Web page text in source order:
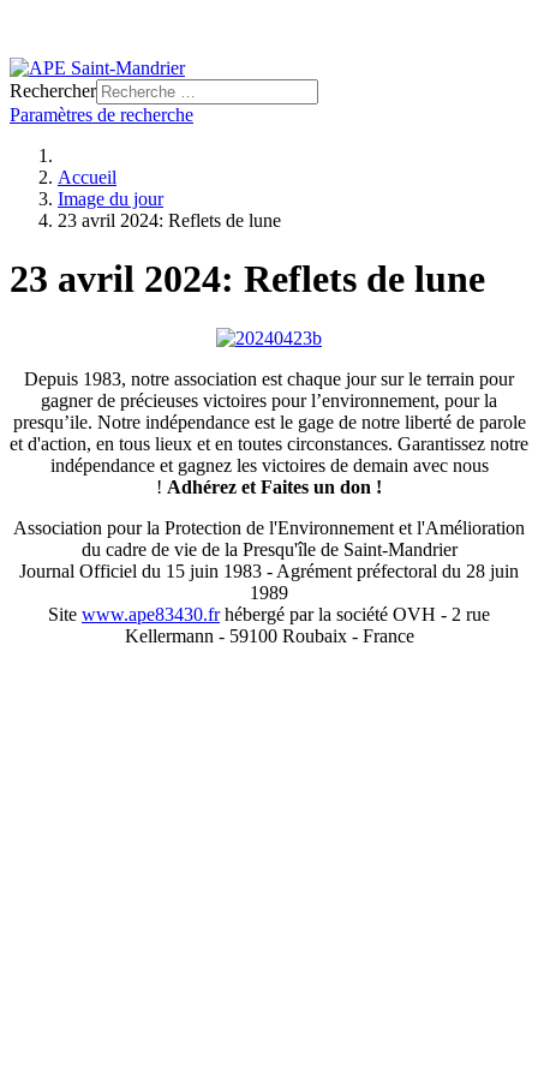
Rechercher
Paramètres de recherche
Accueil
Image du jour
23 avril 2024: Reflets de lune
23 avril 2024: Reflets de lune
Depuis 1983, notre association est chaque jour sur le terrain pour
gagner de précieuses victoires pour l’environnement, pour la
presqu’ile. Notre indépendance est le gage de notre liberté de parole
et d'action, en tous lieux et en toutes circonstances. Garantissez notre
indépendance et gagnez les victoires de demain avec nous
! Adhérez et Faites un don !
Association pour la Protection de l'Environnement et l'Amélioration
du cadre de vie de la Presqu'île de Saint-Mandrier
Journal Officiel du 15 juin 1983 - Agrément préfectoral du 28 juin
1989
Site www.ape83430.frhébergé par la société OVH - 2 rue
Kellermann - 59100 Roubaix - France